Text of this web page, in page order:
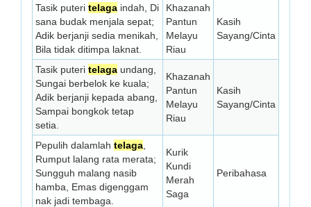
Tasik puteri telaga indah, Di
sana budak menjala sepat;
Adik berjanji sedia menikah,
Bila tidak ditimpa laknat.
Khazanah
Pantun
Melayu
Riau
Kasih
Sayang/Cinta
Tasik puteri telaga undang,
Sungai berbelok ke kuala;
Adik berjanji kepada abang,
Sampai bongkok tetap
setia.
Khazanah
Pantun
Melayu
Riau
Kasih
Sayang/Cinta
Pepulih dalamlah telaga
Rumput lalang rata merata;
Sungguh malang nasib
hamba, Emas digenggam
nak jadi tembaga.
Kurik
Kundi
Merah
Saga
Peribahasa